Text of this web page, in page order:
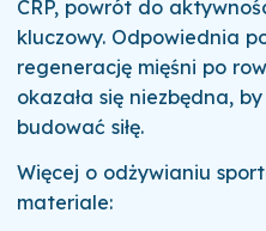
CRP, powrót do
kluczowy. Odpowiednia
regenerację mięśni po
okazała się niezbędna,
budować siłę.
Więcej o odżywianiu
materiale: